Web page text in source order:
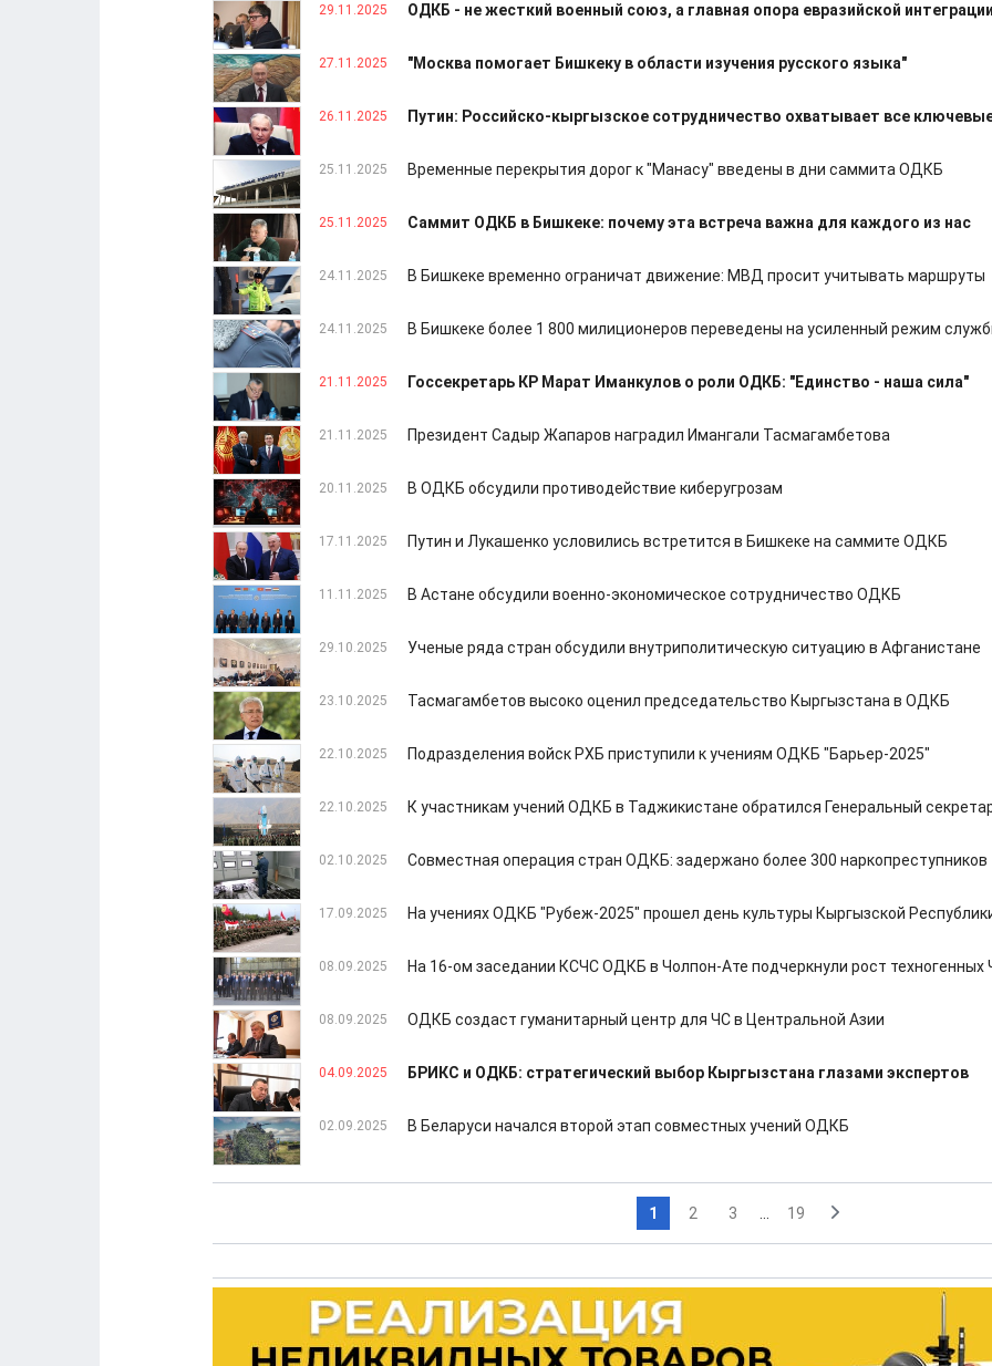
29.11.2025 ОДКБ - не жесткий военный союз, а главная опора евразийской
27.11.2025 "Москва помогает Бишкеку в области изучения русского языка"
26.11.2025 Путин: Российско-кыргызское сотрудничество охватывает все
25.11.2025 Временные перекрытия дорог к "Манасу" введены в дни саммита ОДКБ
25.11.2025 Саммит ОДКБ в Бишкеке: почему эта встреча важна для каждого из нас
24.11.2025 В Бишкеке временно ограничат движение: МВД просит учитывать маршруты
24.11.2025 В Бишкеке более 1 800 милиционеров переведены на усиленный режим
21.11.2025 Госсекретарь КР Марат Иманкулов о роли ОДКБ: "Единство - наша сила"
21.11.2025 Президент Садыр Жапаров наградил Имангали Тасмагамбетова
20.11.2025 В ОДКБ обсудили противодействие киберугрозам
17.11.2025 Путин и Лукашенко условились встретится в Бишкеке на саммите ОДКБ
11.11.2025 В Астане обсудили военно-экономическое сотрудничество ОДКБ
29.10.2025 Ученые ряда стран обсудили внутриполитическую ситуацию в Афганистане
23.10.2025 Тасмагамбетов высоко оценил председательство Кыргызстана в ОДКБ
22.10.2025 Подразделения войск РХБ приступили к учениям ОДКБ "Барьер-2025"
22.10.2025 К участникам учений ОДКБ в Таджикистане обратился Генеральный
02.10.2025 Совместная операция стран ОДКБ: задержано более 300 наркопреступников
17.09.2025 На учениях ОДКБ "Рубеж-2025" прошел день культуры Кыргызской
08.09.2025 На 16-ом заседании КСЧС ОДКБ в Чолпон-Ате подчеркнули рост техногенных
08.09.2025 ОДКБ создаст гуманитарный центр для ЧС в Центральной Азии
04.09.2025 БРИКС и ОДКБ: стратегический выбор Кыргызстана глазами экспертов
02.09.2025 В Беларуси начался второй этап совместных учений ОДКБ
1 2 3 19